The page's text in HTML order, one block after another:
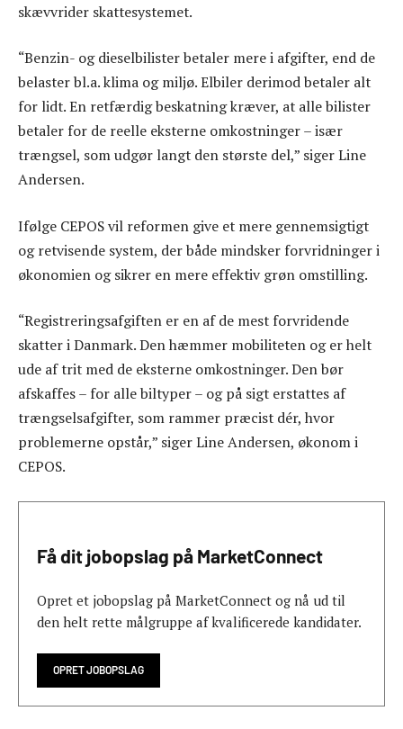
skævvrider skattesystemet.
“Benzin- og dieselbilister betaler mere i afgifter, end de
belaster bl.a. klima og miljø. Elbiler derimod betaler alt
for lidt. En retfærdig beskatning kræver, at alle bilister
betaler for de reelle eksterne omkostninger – især
trængsel, som udgør langt den største del,” siger Line
Andersen.
Ifølge CEPOS vil reformen give et mere gennemsigtigt
og retvisende system, der både mindsker forvridninger i
økonomien og sikrer en mere effektiv grøn omstilling.
“Registreringsafgiften er en af de mest forvridende
skatter i Danmark. Den hæmmer mobiliteten og er helt
ude af trit med de eksterne omkostninger. Den bør
afskaffes – for alle biltyper – og på sigt erstattes af
trængselsafgifter, som rammer præcist dér, hvor
problemerne opstår,” siger Line Andersen, økonom i
CEPOS.
Få dit jobopslag på MarketConnect
Opret et jobopslag på MarketConnect og nå ud til
den helt rette målgruppe af kvalificerede kandidater.
OPRET JOBOPSLAG